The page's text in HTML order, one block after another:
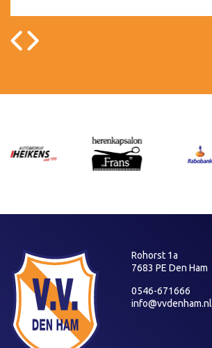
Rohorst 1a
7683 PE Den Ham
0546-671666
info@vvdenham.nl